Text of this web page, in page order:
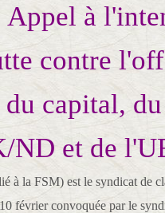
Appel à
contre
du capital, du
ND et de
à la FSM) est le syndicat de
février convoquée par le